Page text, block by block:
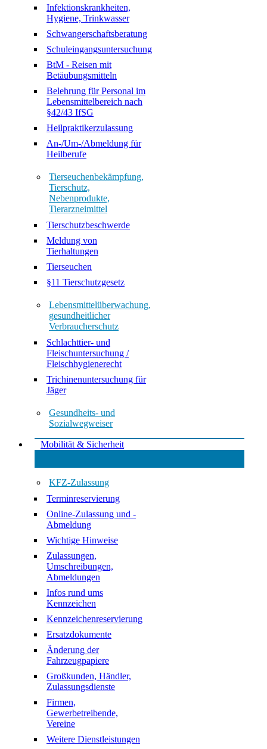
Infektionskrankheiten,
Hygiene, Trinkwasser
Schwangerschaftsberatung
Schuleingangsuntersuchung
BtM - Reisen mit
Betäubungsmitteln
Belehrung für Personal im
Lebensmittelbereich nach
§42/43 IfSG
Heilpraktikerzulassung
An-/Um-/Abmeldung für
Heilberufe
Tierseuchenbekämpfung,
Tierschutz,
Nebenprodukte,
Tierarzneimittel
Tierschutzbeschwerde
Meldung von
Tierhaltungen
Tierseuchen
§11 Tierschutzgesetz
Lebensmittelüberwachung,
gesundheitlicher
Verbraucherschutz
Schlachttier- und
Fleischuntersuchung /
Fleischhygienerecht
Trichinenuntersuchung für
Jäger
Gesundheits- und
Sozialwegweiser
Mobilität & Sicherheit
KFZ-Zulassung
Terminreservierung
Online-Zulassung und -
Abmeldung
Wichtige Hinweise
Zulassungen,
Umschreibungen,
Abmeldungen
Infos rund ums
Kennzeichen
Kennzeichenreservierung
Ersatzdokumente
Änderung der
Fahrzeugpapiere
Großkunden, Händler,
Zulassungsdienste
Firmen,
Gewerbetreibende,
Vereine
Weitere Dienstleistungen